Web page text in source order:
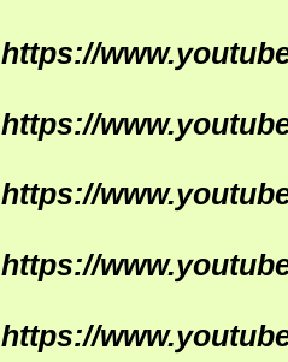
https://
https://
https://
https://
https://